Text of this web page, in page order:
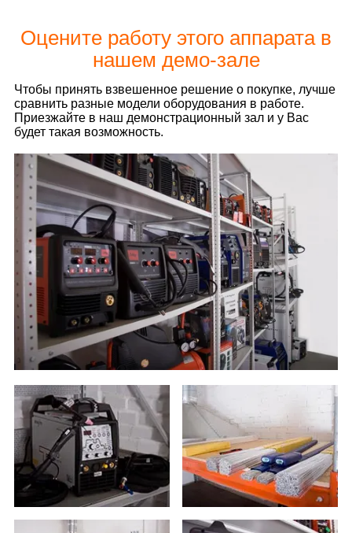
Оцените работу этого аппарата в
нашем демо-зале
Чтобы принять взвешенное решение о покупке, лучше
сравнить разные модели оборудования в работе.
Приезжайте в наш демонстрационный зал и у Вас
будет такая возможность.